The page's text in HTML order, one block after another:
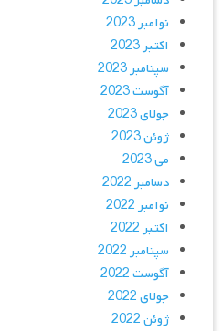
نوامبر 2023
اکتبر 2023
سپتامبر 2023
آگوست 2023
جولای 2023
ژوئن 2023
می 2023
دسامبر 2022
نوامبر 2022
اکتبر 2022
سپتامبر 2022
آگوست 2022
جولای 2022
ژوئن 2022